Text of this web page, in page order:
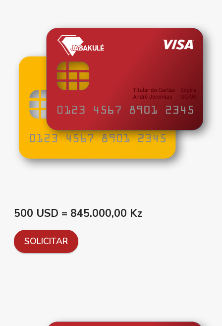
500 USD = 845.000,00 Kz
SOLICITAR